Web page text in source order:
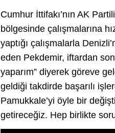
Cumhur İttifakı’nın AK
bölgesinde çalışmalarına
yaptığı çalışmalarla
eden Pekdemir, iftardan
yaparım” diyerek göreve
geldiği takdirde başarılı
Pamukkale’yi öyle bir
getireceğiz. Hep birlikte